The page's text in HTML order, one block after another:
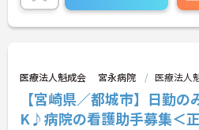
医療法人魁成会 宮永病院 医療法人
【宮崎県／都城市】日勤
K♪病院の看護助手募集＜